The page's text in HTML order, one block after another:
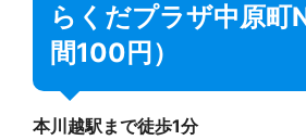
らくだプラザ中原町
間100円）
本川越駅まで徒歩1分